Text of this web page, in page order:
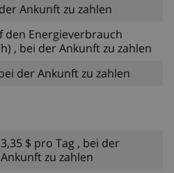
Ankunft zu zahlen
den Energieverbrauch
, bei der Ankunft zu zahlen
der Ankunft zu zahlen
3,35 $ pro Tag , bei der
Ankunft zu zahlen